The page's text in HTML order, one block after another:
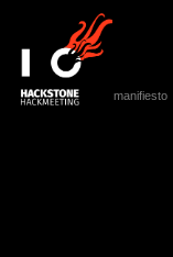
manifiesto